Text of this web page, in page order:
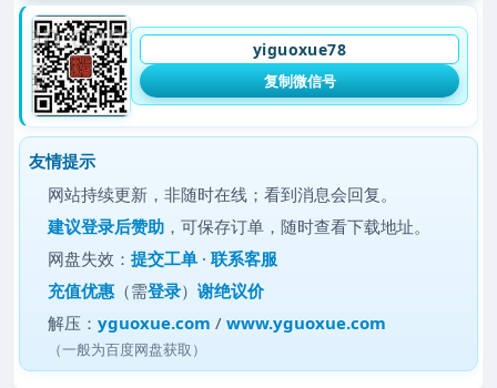
yiguoxue78
复制微信号
友情提示
网站持续更新，非随时在线；看到消息会回复。
建议登录后赞助 ，可保存订单，随时查看下载地址。
网盘失效：提交工单 ·联系客服
充值优惠 （需登录）谢绝议价
解压：yguoxue.com /www.yguoxue.com
（一般为百度网盘获取）